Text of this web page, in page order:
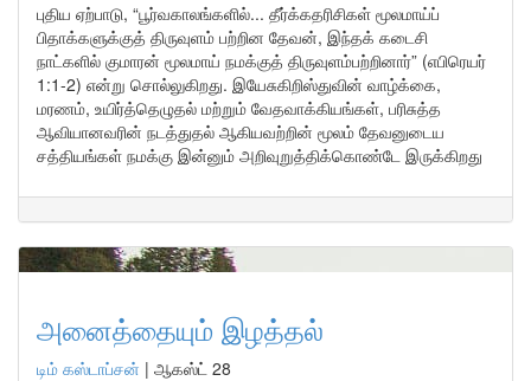
புதிய ஏற்பாடு, “பூர்வகாலங்களில்... தீர்க்கதரிசிகள் மூலமாய்ப்
பிதாக்களுக்குத் திருவுளம் பற்றின தேவன், இந்தக் கடைசி
நாட்களில் குமாரன் மூலமாய் நமக்குத் திருவுளம்பற்றினார்” (எபிரெயர்
1:1-2) என்று சொல்லுகிறது. இயேசுகிறிஸ்துவின் வாழ்க்கை,
மரணம், உயிர்த்தெழுதல் மற்றும் வேதவாக்கியங்கள், பரிசுத்த
ஆவியானவரின் நடத்துதல் ஆகியவற்றின் மூலம் தேவனுடைய
சத்தியங்கள் நமக்கு இன்னும் அறிவுறுத்திக்கொண்டே இருக்கிறது
அனைத்தையும் இழத்தல்
டிம் கஸ்டாப்சன் | ஆகஸ்ட் 28